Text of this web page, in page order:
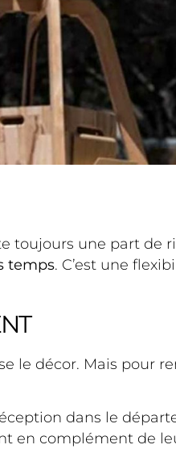
toujours une part de
temps. C’est une
décor. Mais pour
dans le
en complément de